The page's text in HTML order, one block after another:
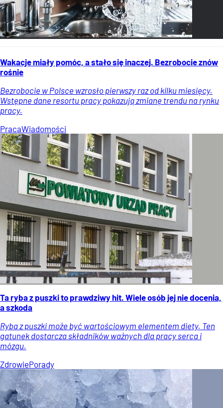
Wakacje miały pomóc, a stało się inaczej. Bezrobocie znów
rośnie
Bezrobocie w Polsce wzrosło pierwszy raz od kilku miesięcy.
Wstępne dane resortu pracy pokazują zmianę trendu na rynku
pracy.
PracaWiadomości
Ta ryba z puszki to prawdziwy hit. Wiele osób jej nie docenia,
a szkoda
Ryba z puszki może być wartościowym elementem diety. Ten
gatunek dostarcza składników ważnych dla pracy serca i
mózgu.
ZdrowiePorady